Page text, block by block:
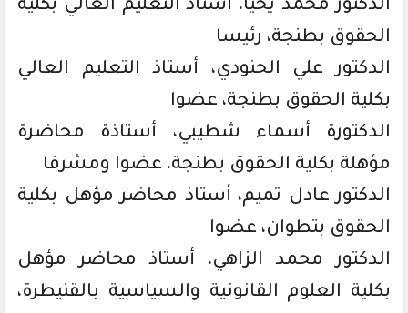
الدكتور محمد يحيا، أستاذ التعليم العالي بكلية
الحقوق بطنجة، رئيسا
الدكتور علي الحنودي، أستاذ التعليم العالي
بكلية الحقوق بطنجة، عضوا
الدكتورة أسماء شطيبي، أستاذة محاضرة
مؤهلة بكلية الحقوق بطنجة، عضوا ومشرفا
الدكتور عادل تميم، أستاذ محاضر مؤهل بكلية
الحقوق بتطوان، عضوا
الدكتور محمد الزاهي، أستاذ محاضر مؤهل
بكلية العلوم القانونية والسياسية بالقنيطرة،